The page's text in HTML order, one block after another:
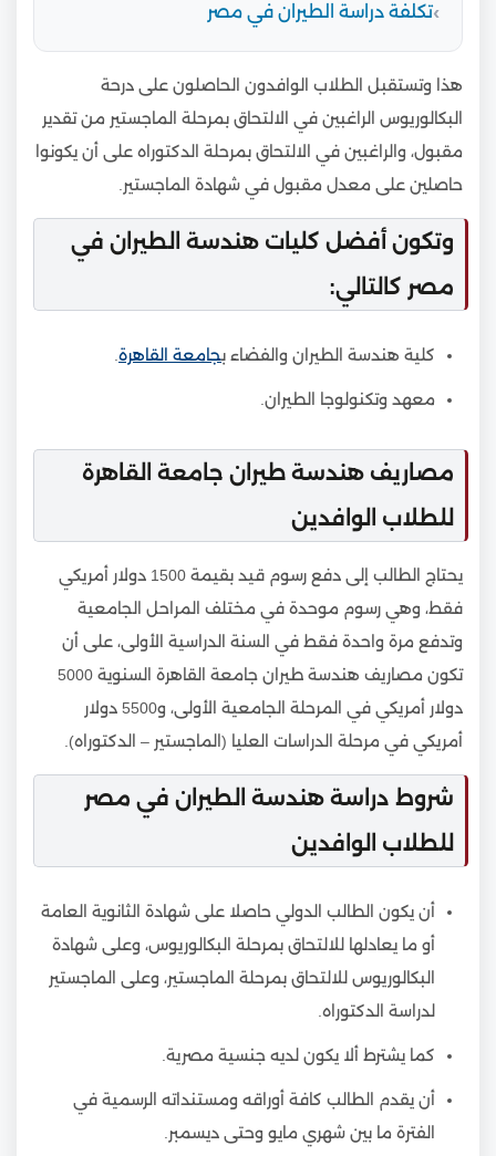
تكلفة دراسة الطيران في مصر
هذا وتستقبل الطلاب الوافدون الحاصلون على درحة
البكالوريوس الراغبين في الالتحاق بمرحلة الماجستير من تقدير
مقبول، والراغبين في الالتحاق بمرحلة الدكتوراه على أن يكونوا
حاصلين على معدل مقبول في شهادة الماجستير.
وتكون أفضل كليات هندسة الطيران في
مصر كالتالي:
كلية هندسة الطيران والفضاء بجامعة القاهرة.
معهد وتكنولوجا الطيران.
مصاريف هندسة طيران جامعة القاهرة
للطلاب الوافدين
يحتاج الطالب إلى دفع رسوم قيد بقيمة 1500 دولار أمريكي
فقط، وهي رسوم موحدة في مختلف المراحل الجامعية
وتدفع مرة واحدة فقط في السنة الدراسية الأولى، على أن
تكون مصاريف هندسة طيران جامعة القاهرة السنوية 5000
دولار أمريكي في المرحلة الجامعية الأولى، و5500 دولار
أمريكي في مرحلة الدراسات العليا (الماجستير – الدكتوراه).
شروط دراسة هندسة الطيران في مصر
للطلاب الوافدين
أن يكون الطالب الدولي حاصلا على شهادة الثانوية العامة
أو ما يعادلها للالتحاق بمرحلة البكالوريوس، وعلى شهادة
البكالوريوس للالتحاق بمرحلة الماجستير، وعلى الماجستير
لدراسة الدكتوراه.
كما يشترط ألا يكون لديه جنسية مصرية.
أن يقدم الطالب كافة أوراقه ومستنداته الرسمية في
الفترة ما بين شهري مايو وحتى ديسمبر.